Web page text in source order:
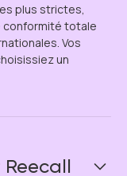
plus strictes,
conformité totale
Vos
un